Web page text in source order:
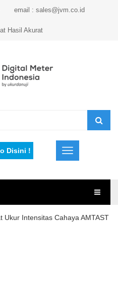
email : sales@jvm.co.id
Hasil Akurat
Disini !
Ukur Intensitas Cahaya AMTAST